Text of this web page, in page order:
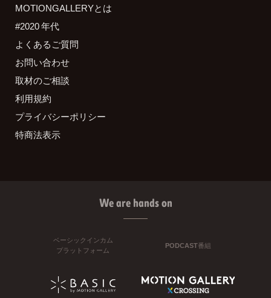
MOTIONGALLERYとは
#2020 年代
よくあるご質問
お問い合わせ
取材のご相談
利用規約
プライバシーポリシー
特商法表示
We are hands on
ベーシックインカム
プラットフォーム
PODCAST番組